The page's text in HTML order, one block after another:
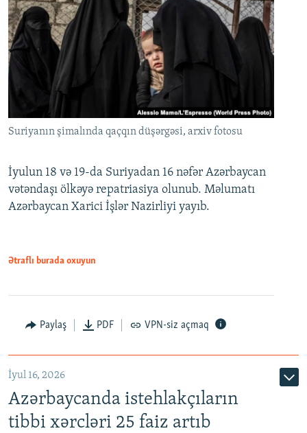
Suriyanın şimalında qaçqın düşərgəsi, arxiv fotosu
İyulun 18 və 19-da Suriyadan 16 nəfər Azərbaycan
vətəndaşı ölkəyə repatriasiya olunub. Məlumatı
Azərbaycan Xarici İşlər Nazirliyi yayıb.
Ətraflı burada oxuyun
Paylaş PDF VPN-siz açmaq
İyul 16, 2026
Azərbaycanda istehlakçıların
tibbi xərcləri 25 faiz artıb